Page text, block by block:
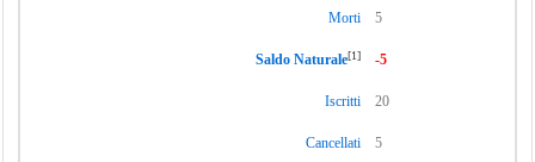
Morti 5
Saldo Naturale[1] -5
Iscritti 20
Cancellati 5